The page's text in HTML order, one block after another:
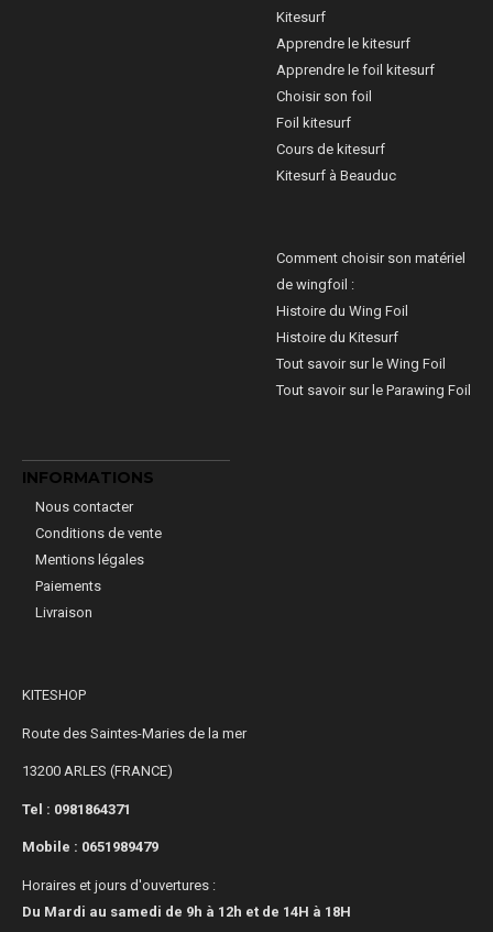
Kitesurf
Apprendre le kitesurf
Apprendre le foil kitesurf
Choisir son foil
Foil kitesurf
Cours de kitesurf
Kitesurf à Beauduc
Comment choisir son matériel
de wingfoil :
Histoire du Wing Foil
Histoire du Kitesurf
Tout savoir sur le Wing Foil
Tout savoir sur le Parawing Foil
INFORMATIONS
Nous contacter
Conditions de vente
Mentions légales
Paiements
Livraison
KITESHOP
Route des Saintes-Maries de la mer
13200 ARLES (FRANCE)
Tel : 0981864371
Mobile : 0651989479
Horaires et jours d'ouvertures :
Du Mardi au samedi de 9h à 12h et de 14H à 18H